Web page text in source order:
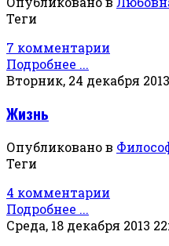
Теги
7 комментарии
Подробнее ...
Вторник, 24 декабря 2013
Жизнь
Опубликовано в
Теги
4 комментарии
Подробнее ...
Среда, 18 декабря 2013